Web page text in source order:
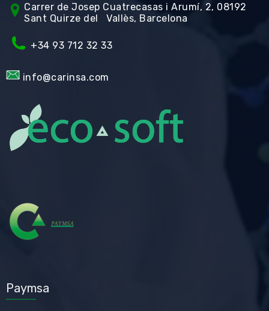
Carrer de Josep Cuatrecasas i Arumí, 2, 08192
Sant Quirze del Vallès, Barcelona
+34 93 712 32 33
info@carinsa.com
Paymsa